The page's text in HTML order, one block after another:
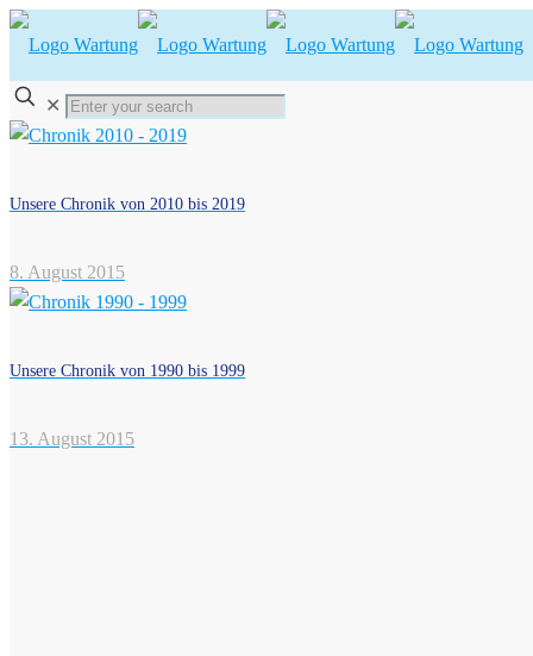
✕
Unsere Chronik von 2010 bis 2019
8. August 2015
Unsere Chronik von 1990 bis 1999
13. August 2015